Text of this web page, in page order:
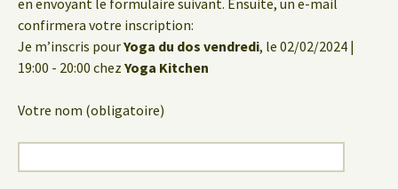
en envoyant le formulaire suivant. Ensuite, un e-mail
confirmera votre inscription:
Je m’inscris pourYoga du dos vendredi, le 02/02/2024 |
19:00 - 20:00 chez Yoga Kitchen
Votre nom (obligatoire)